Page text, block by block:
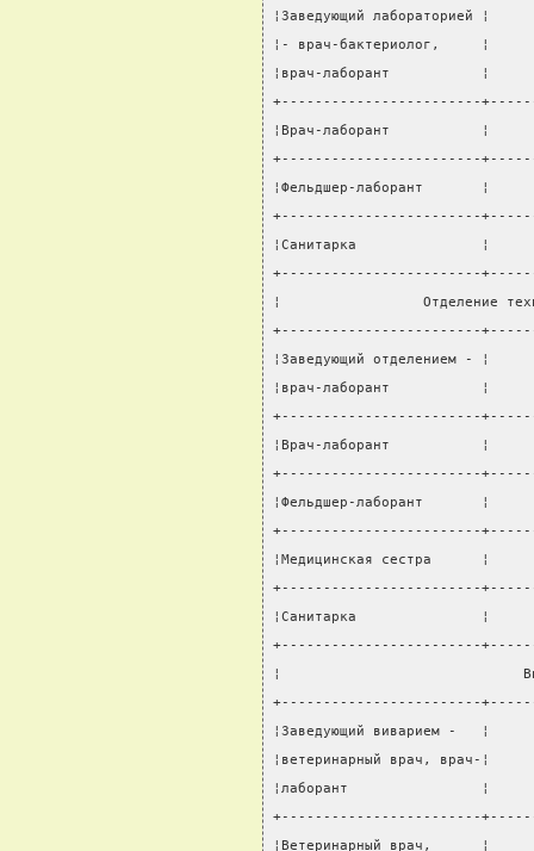
¦Заведующий
¦- врач-бактериолог,
¦врач-лаборант
+------------------------
¦Врач-лаборант
+------------------------
¦Фельдшер-лаборант
+------------------------
¦Санитарка               ¦
+------------------------
¦                 Отделение
+------------------------
¦Заведующий
¦врач-лаборант
+------------------------
¦Врач-лаборант
+------------------------
¦Фельдшер-лаборант
+------------------------
¦Медицинская сестра
+------------------------
¦Санитарка               ¦
+------------------------
¦
+------------------------
¦Заведующий виварием -
¦ветеринарный врач,
¦лаборант
+------------------------
¦Ветеринарный врач,